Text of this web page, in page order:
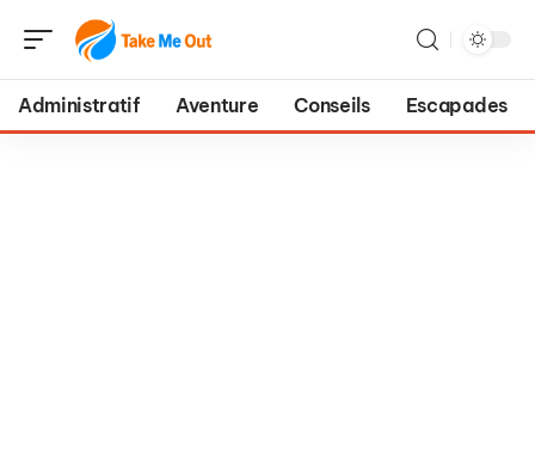
Administratif Aventure Conseils Escapades